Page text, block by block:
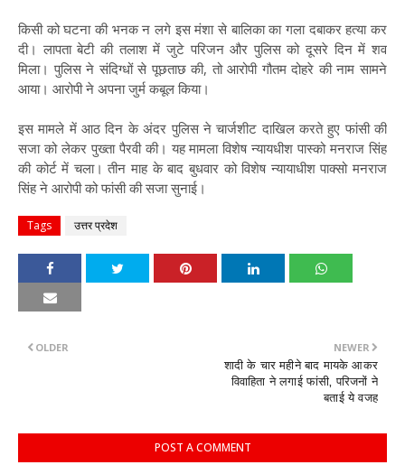
किसी को घटना की भनक न लगे इस मंशा से बालिका का गला दबाकर हत्या कर
दी। लापता बेटी की तलाश में जुटे परिजन और पुलिस को दूसरे दिन में शव
मिला। पुलिस ने संदिग्धों से पूछताछ की, तो आरोपी गौतम दोहरे की नाम सामने
आया। आरोपी ने अपना जुर्म कबूल किया।
इस मामले में आठ दिन के अंदर पुलिस ने चार्जशीट दाखिल करते हुए फांसी की
सजा को लेकर पुख्ता पैरवी की। यह मामला विशेष न्यायधीश पास्को मनराज सिंह
की कोर्ट में चला। तीन माह के बाद बुधवार को विशेष न्यायाधीश पाक्सो मनराज
सिंह ने आरोपी को फांसी की सजा सुनाई।
Tags उत्तर प्रदेश
NEWER
शादी के चार महीने बाद मायके आकर
विवाहिता ने लगाई फांसी, परिजनों ने
बताई ये वजह
OLDER
POST A COMMENT